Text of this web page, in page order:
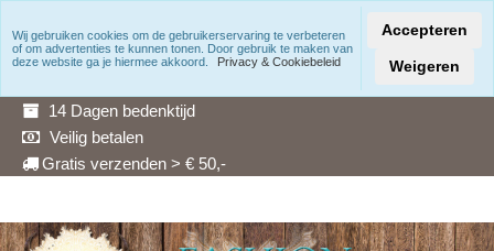
Snelle levering
14 Dagen bedenktijd
Veilig betalen
Gratis verzenden > € 50,-
Wij gebruiken cookies om de gebruikerservaring te verbeteren
of om advertenties te kunnen tonen. Door gebruik te maken van
deze website ga je hiermee akkoord.
Privacy & Cookiebeleid
Accepteren
Weigeren